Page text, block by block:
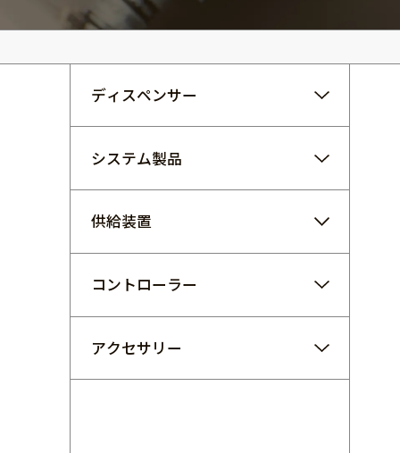
ディスペンサー
システム製品
供給装置
コントローラー
アクセサリー